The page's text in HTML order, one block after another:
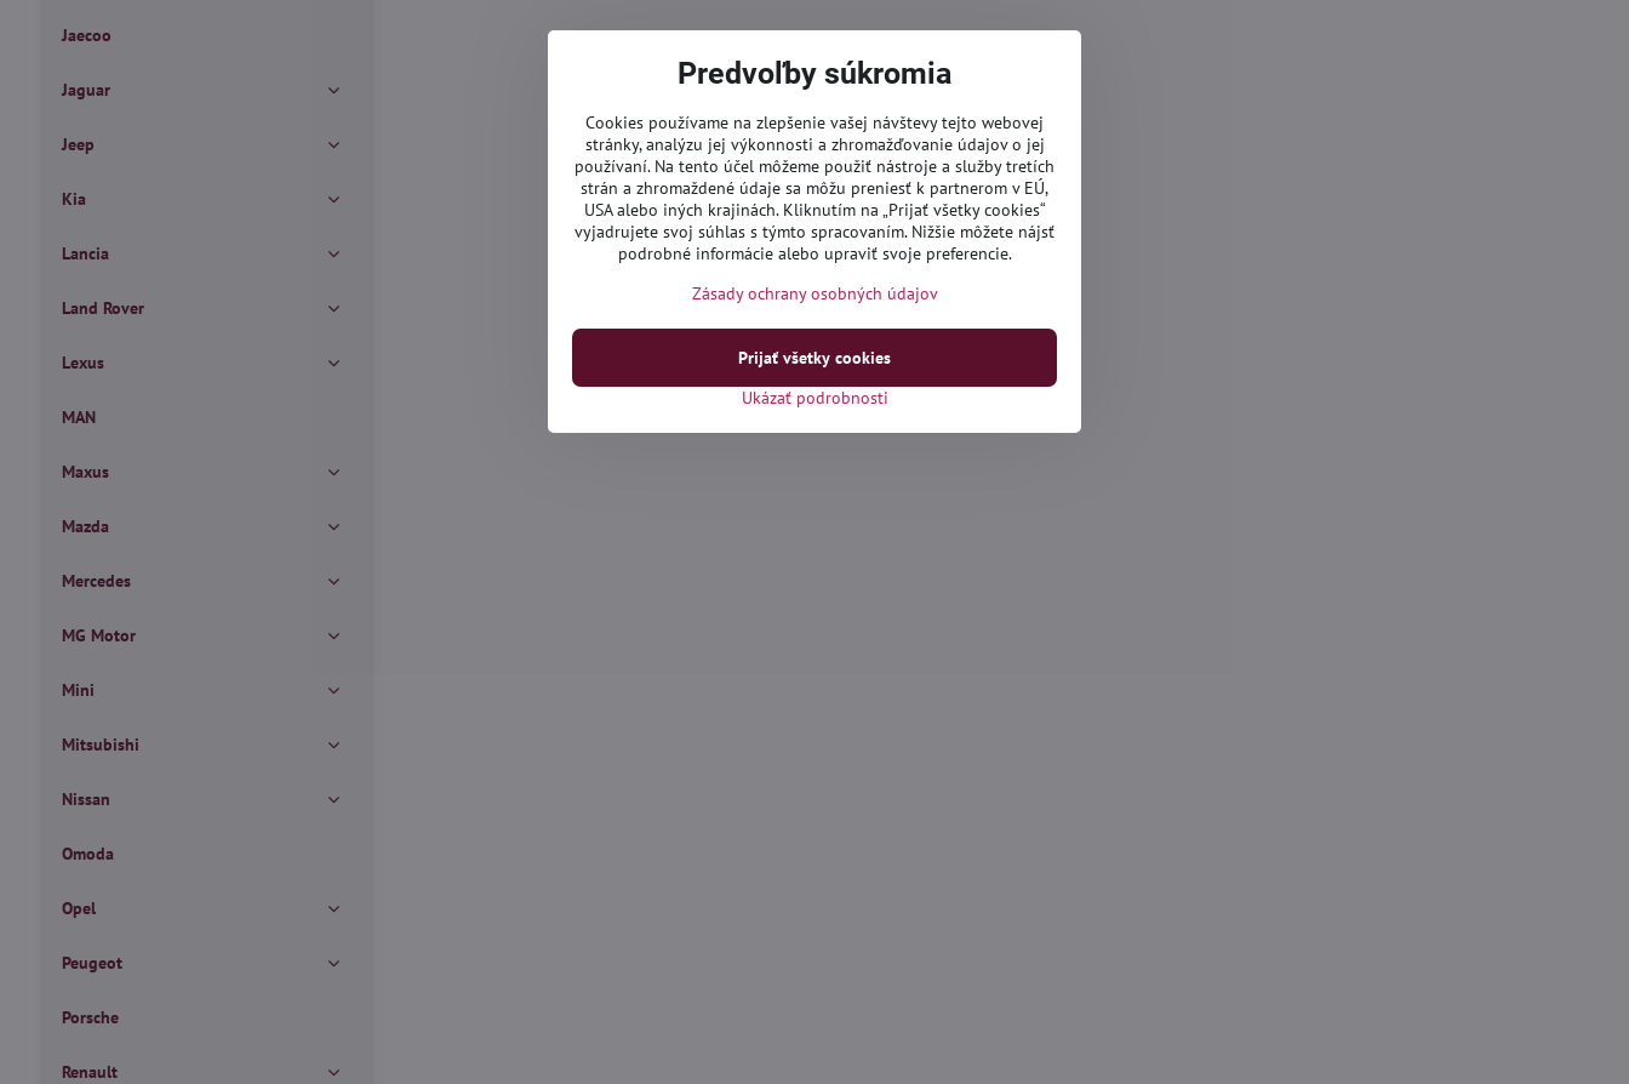
Jaecoo
Jaguar
Jeep
Kia
Lancia
Land Rover
Lexus
MAN
Maxus
Mazda
Mercedes
MG Motor
Mini
Mitsubishi
Nissan
Omoda
Opel
Peugeot
Porsche
Renault
Predvoľby súkromia
Cookies používame na zlepšenie vašej návštevy tejto webovej
stránky, analýzu jej výkonnosti a zhromažďovanie údajov o jej
používaní. Na tento účel môžeme použiť nástroje a služby tretích
strán a zhromaždené údaje sa môžu preniesť k partnerom v EÚ,
USA alebo iných krajinách. Kliknutím na „Prijať všetky cookies“
vyjadrujete svoj súhlas s týmto spracovaním. Nižšie môžete nájsť
podrobné informácie alebo upraviť svoje preferencie.
Zásady ochrany osobných údajov
Ukázať podrobnosti
Prijať všetky cookies